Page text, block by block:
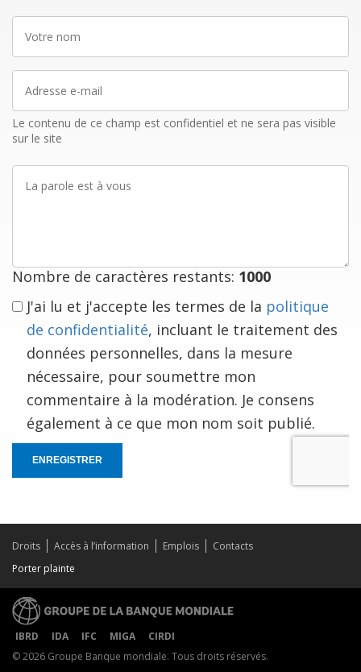
nom
mail
Le contenu de ce champ est confidentiel et ne sera pas visible
sur le site
parole
Nombre de caractères restants: 1000
J'ai lu et j'accepte les termes de la politique
de confidentialité, incluant le traitement des
données personnelles, dans la mesure
nécessaire, pour soumettre mon
commentaire à la modération. Je consens
également à ce que mon nom soit publié.
ENREGISTRER
Droits Accès à l’information Emplois
Contacts
Porter plainte
IBRD IDA IFC MIGA
CIRDI
© 2026 Groupe Banque mondiale. Tous droits réservés.